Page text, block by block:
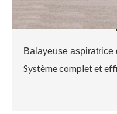
Balayeuse
Système complet et